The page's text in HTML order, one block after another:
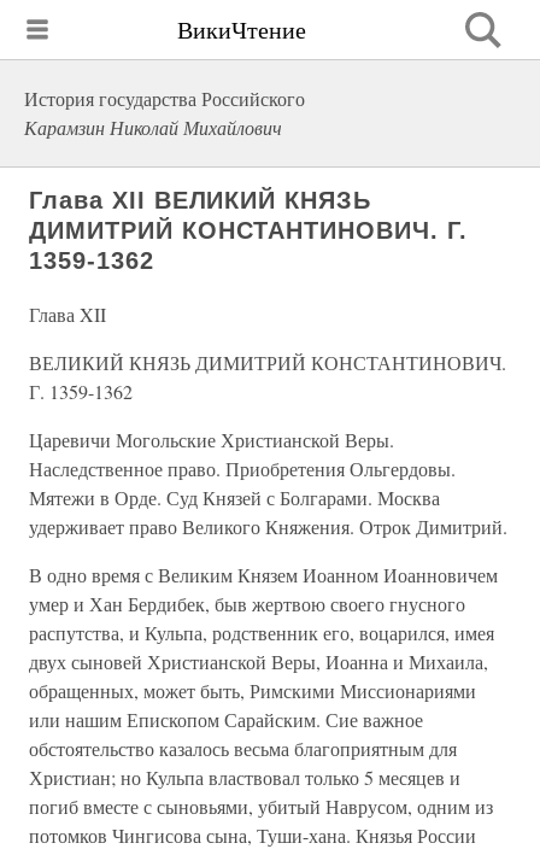
ВикиЧтение
История государства Российского
Карамзин Николай Михайлович
Глава XII ВЕЛИКИЙ КНЯЗЬ
ДИМИТРИЙ КОНСТАНТИНОВИЧ. Г.
1359-1362
Глава XII
ВЕЛИКИЙ КНЯЗЬ ДИМИТРИЙ КОНСТАНТИНОВИЧ.
Г. 1359-1362
Царевичи Могольские Христианской Веры.
Наследственное право. Приобретения Ольгердовы.
Мятежи в Орде. Суд Князей с Болгарами. Москва
удерживает право Великого Княжения. Отрок Димитрий.
В одно время с Великим Князем Иоанном Иоанновичем
умер и Хан Бердибек, быв жертвою своего гнусного
распутства, и Кульпа, родственник его, воцарился, имея
двух сыновей Христианской Веры, Иоанна и Михаила,
обращенных, может быть, Римскими Миссионариями
или нашим Епископом Сарайским. Сие важное
обстоятельство казалось весьма благоприятным для
Христиан; но Кульпа властвовал только 5 месяцев и
погиб вместе с сыновьями, убитый Наврусом, одним из
потомков Чингисова сына, Туши-хана. Князья России